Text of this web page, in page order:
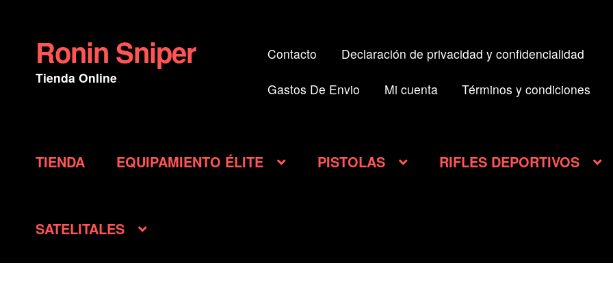
Ir
a
la
Ir
al
contenido
Ronin Sniper
Tienda Online
Contacto Declaración de privacidad y confidencialidad
Gastos De Envio Mi cuenta Términos y condiciones
TIENDA EQUIPAMIENTO ÉLITE PISTOLAS RIFLES DEPORTIVOS
SATELITALES